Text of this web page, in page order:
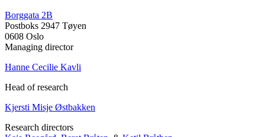
Borggata 2B
Postboks 2947 Tøyen
0608 Oslo
Managing director
Hanne Cecilie Kavli
Head of research
Kjersti Misje Østbakken
Research directors